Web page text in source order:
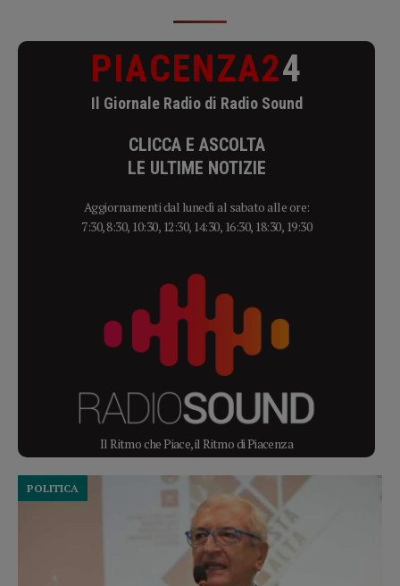
PIACENZA24
Il Giornale Radio di Radio Sound
CLICCA E ASCOLTA
LE ULTIME NOTIZIE
Aggiornamenti dal lunedì al sabato alle ore:
7:30, 8:30, 10:30, 12:30, 14:30, 16:30, 18:30, 19:30
Il Ritmo che Piace, il Ritmo di Piacenza
POLITICA